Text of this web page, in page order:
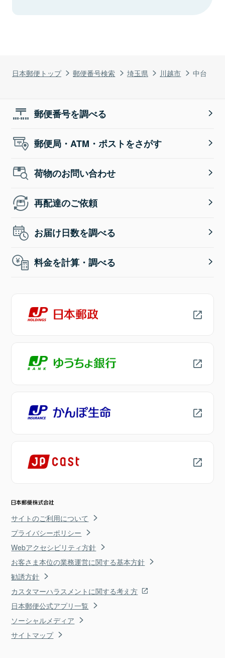
日本郵便トップ 郵便番号検索 埼玉県 川越市 中台
郵便番号を調べる
郵便局・ATM・ポストをさがす
荷物のお問い合わせ
再配達のご依頼
お届け日数を調べる
料金を計算・調べる
サイトのご利用について
プライバシーポリシー
Webアクセシビリティ方針
お客さま本位の業務運営に関する基本方針
勧誘方針
カスタマーハラスメントに関する考え方
日本郵便公式アプリ一覧
ソーシャルメディア
サイトマップ